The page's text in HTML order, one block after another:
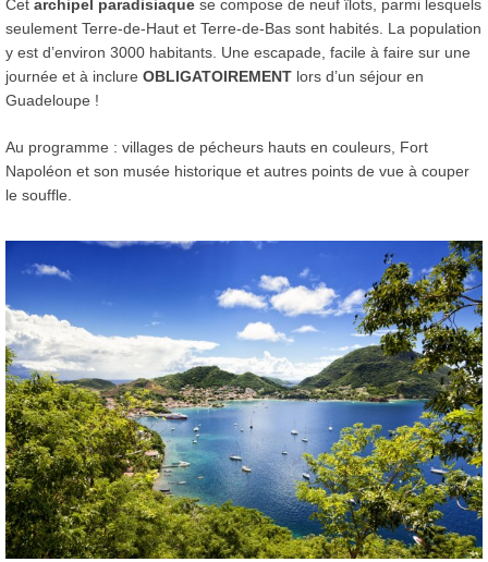
Cet archipel paradisiaque se compose de neuf îlots, parmi lesquels
seulement Terre-de-Haut et Terre-de-Bas sont habités. La population
y est d’environ 3000 habitants. Une escapade, facile à faire sur une
journée et à inclure OBLIGATOIREMENT lors d’un séjour en
Guadeloupe !
Au programme : villages de pécheurs hauts en couleurs, Fort
Napoléon et son musée historique et autres points de vue à couper
le souffle.